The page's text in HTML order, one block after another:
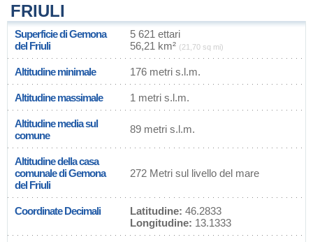
FRIULI
Superficie di Gemona
del Friuli
5 621 ettari
56,21 km² (21,70 sq mi)
Altitudine minimale 176 metri s.l.m.
Altitudine massimale 1 metri s.l.m.
Altitudine media sul
comune
89 metri s.l.m.
Altitudine della casa
comunale di Gemona
del Friuli
272 Metri sul livello del mare
Coordinate Decimali Latitudine: 46.2833
Longitudine: 13.1333